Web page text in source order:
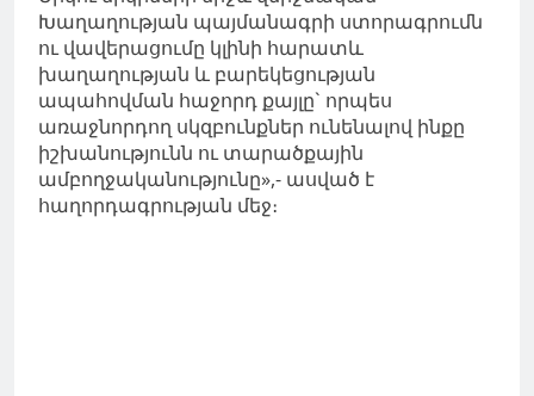
Խաղաղության պայմանագրի ստորագրումն
ու վավերացումը կլինի հարատև
խաղաղության և բարեկեցության
ապահովման հաջորդ քայլը` որպես
առաջնորդող սկզբունքներ ունենալով ինքը
իշխանությունն ու տարածքային
ամբողջականությունը»,- ասված է
հաղորդագրության մեջ։